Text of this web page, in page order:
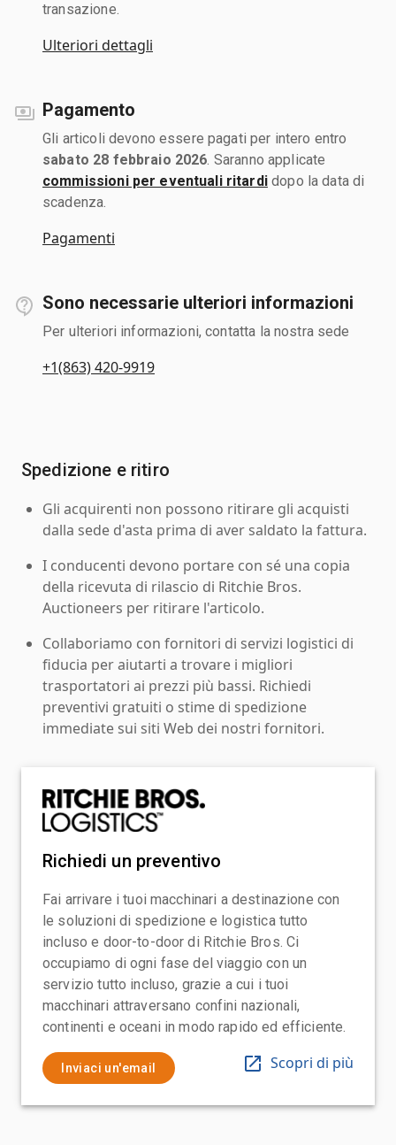
transazione.
Ulteriori dettagli
Pagamento
Gli articoli devono essere pagati per intero entro
sabato 28 febbraio 2026 . Saranno applicate
commissioni per eventuali ritardidopo la data di
scadenza.
Pagamenti
Sono necessarie ulteriori informazioni
Per ulteriori informazioni, contatta la nostra sede
+1(863) 420-9919
Spedizione e ritiro
Gli acquirenti non possono ritirare gli acquisti
dalla sede d'asta prima di aver saldato la fattura.
I conducenti devono portare con sé una copia
della ricevuta di rilascio di Ritchie Bros.
Auctioneers per ritirare l'articolo.
Collaboriamo con fornitori di servizi logistici di
fiducia per aiutarti a trovare i migliori
trasportatori ai prezzi più bassi. Richiedi
preventivi gratuiti o stime di spedizione
immediate sui siti Web dei nostri fornitori.
Richiedi un preventivo
Fai arrivare i tuoi macchinari a destinazione con
le soluzioni di spedizione e logistica tutto
incluso e door-to-door di Ritchie Bros. Ci
occupiamo di ogni fase del viaggio con un
servizio tutto incluso, grazie a cui i tuoi
macchinari attraversano confini nazionali,
continenti e oceani in modo rapido ed efficiente.
Inviaci un'email Scopri di più